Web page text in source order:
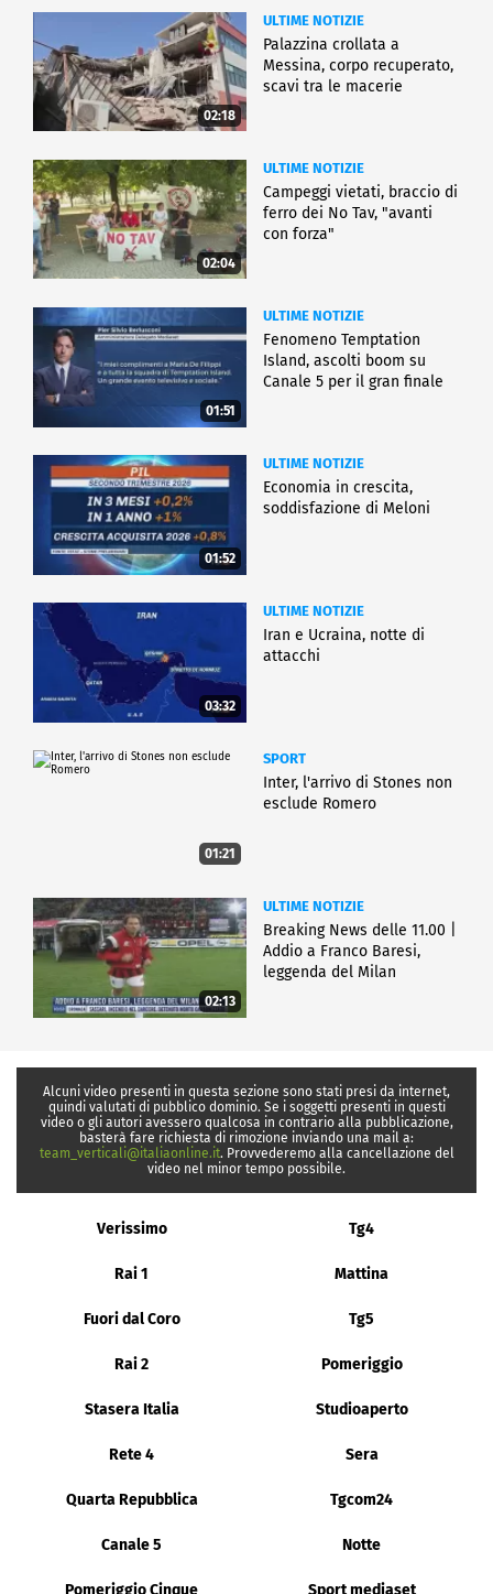
02:18
ULTIME NOTIZIE
Palazzina crollata a
Messina, corpo recuperato,
scavi tra le macerie
02:04
ULTIME NOTIZIE
Campeggi vietati, braccio di
ferro dei No Tav, "avanti
con forza"
01:51
ULTIME NOTIZIE
Fenomeno Temptation
Island, ascolti boom su
Canale 5 per il gran finale
01:52
ULTIME NOTIZIE
Economia in crescita,
soddisfazione di Meloni
03:32
ULTIME NOTIZIE
Iran e Ucraina, notte di
attacchi
01:21
SPORT
Inter, l'arrivo di Stones non
esclude Romero
02:13
ULTIME NOTIZIE
Breaking News delle 11.00 |
Addio a Franco Baresi,
leggenda del Milan
Alcuni video presenti in questa sezione sono stati presi da internet,
quindi valutati di pubblico dominio. Se i soggetti presenti in questi
video o gli autori avessero qualcosa in contrario alla pubblicazione,
basterà fare richiesta di rimozione inviando una mail a:
team_verticali@italiaonline.it. Provvederemo alla cancellazione del
video nel minor tempo possibile.
Verissimo Tg4
Rai 1 Mattina
Fuori dal Coro Tg5
Rai 2 Pomeriggio
Stasera Italia Studioaperto
Rete 4 Sera
Quarta Repubblica Tgcom24
Canale 5 Notte